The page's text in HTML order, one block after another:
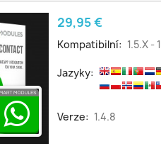
Cena
29,95 €
Kompatibilní: 1.5.x -
Jazyky:
Verze: 1.4.8